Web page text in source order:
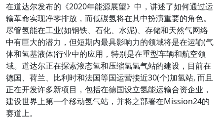
在道达尔发布的《2020年能源展望》中，讲述了如何通过运
输革命实现净零排放，而低碳氢将在其中扮演重要的角色。
尽管氢能在工业(如钢铁、石化、水泥)、存储和天然气网络
中有巨大的潜力，但短期内最具影响力的领域将是在运输(气
体和氢基液体)行业中的应用，特别是在重型车辆和航空领
域。道达尔正在探索液态氢和压缩氢氢气站的建设，目前在
德国、荷兰、比利时和法国等国运营接近30(个)加氢站, 而且
正在开发许多新项目，包括在德国设立氢能运输合资企业，
建设世界上第一个移动氢气站，并将之部署在Mission24的
赛道上。